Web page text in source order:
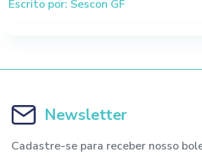
Escrito por: Sescon GF
Newsletter
Cadastre-se para receber nosso